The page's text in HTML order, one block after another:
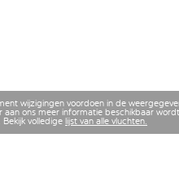
wijzigingen voordoen in de
ons meer informatie beschikbaar
volledige lijst van alle vluchten.